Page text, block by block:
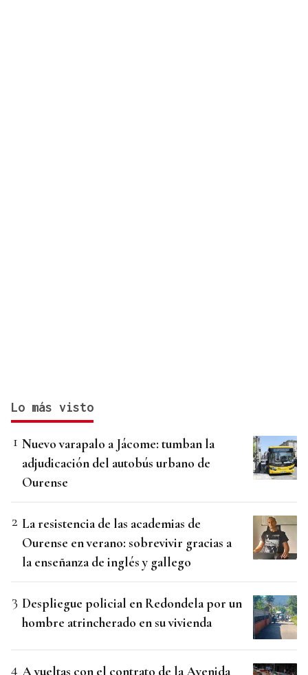
Lo más visto
Nuevo varapalo a Jácome: tumban la
adjudicación del autobús urbano de
Ourense
La resistencia de las academias de
Ourense en verano: sobrevivir gracias a
la enseñanza de inglés y gallego
Despliegue policial en Redondela por un
hombre atrincherado en su vivienda
A vueltas con el contrato de la Avenida